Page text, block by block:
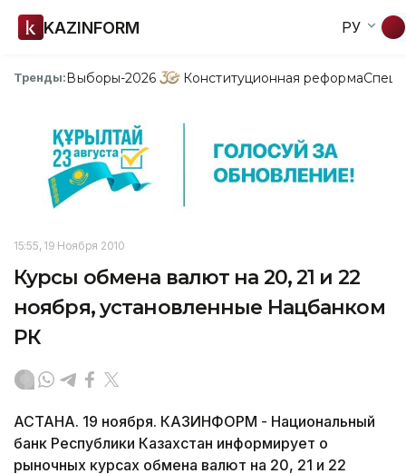
KAZINFORM РУ
Тренды:Выборы-2026 Конституционная реформа
15:55, 19 Ноября 2010
Курсы обмена валют на 20, 21 и 22
ноября, установленные Нацбанком
РК
АСТАНА. 19 ноября. КАЗИНФОРМ - Национальный
банк Республики Казахстан информирует о
рыночных курсах обмена валют на 20, 21 и 22